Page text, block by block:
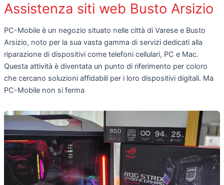
Assistenza siti web Busto Arsizio
PC-Mobile è un negozio situato nelle città di Varese e Busto
Arsizio, noto per la sua vasta gamma di servizi dedicati alla
riparazione di dispositivi come telefoni cellulari, PC e Mac.
Questa attività è diventata un punto di riferimento per coloro
che cercano soluzioni affidabili per i loro dispositivi digitali. Ma
PC-Mobile non si ferma